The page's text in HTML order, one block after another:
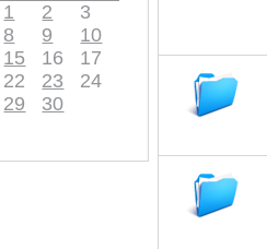
1 2
3
8 9
10
15 16
17
22 23
24
29 30